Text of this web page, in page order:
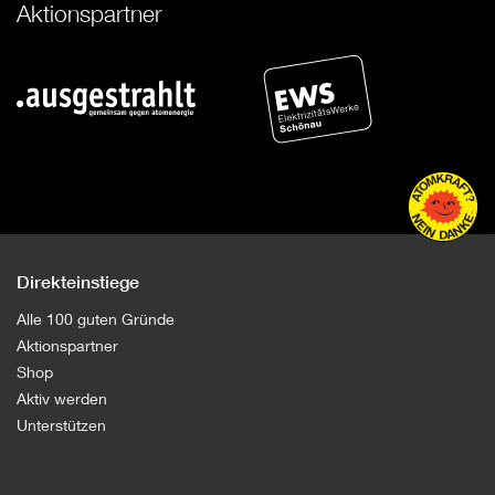
Aktionspartner
Direkteinstiege
Alle 100 guten Gründe
Aktionspartner
Shop
Aktiv werden
Unterstützen